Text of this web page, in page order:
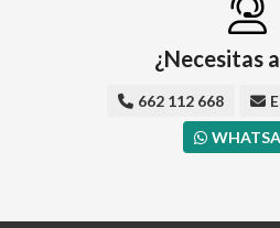
¿Necesitas
662 112 668